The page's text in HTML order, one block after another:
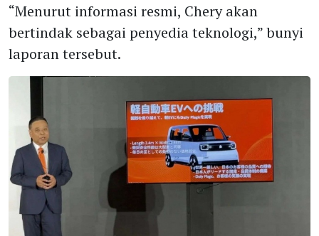
“Menurut informasi resmi, Chery akan
bertindak sebagai penyedia teknologi,” bunyi
laporan tersebut.